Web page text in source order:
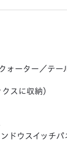
ォーター／テー
スに収納）
ドウスイッチパ